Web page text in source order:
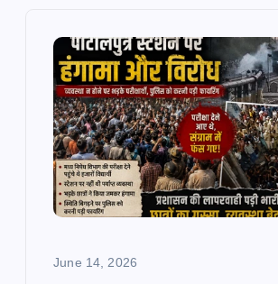
June 14, 2026